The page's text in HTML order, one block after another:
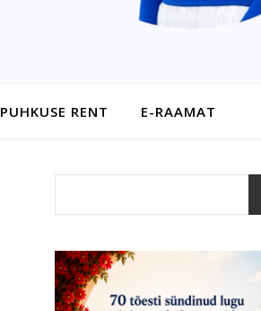
PUHKUSE RENT E-RAAMAT